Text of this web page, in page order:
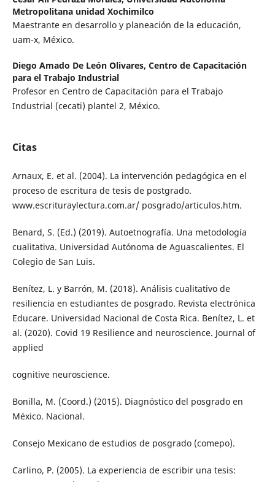
Metropolitana unidad Xochimilco
Maestrante en desarrollo y planeación de la educación,
uam-x, México.
Diego Amado De León Olivares, Centro de Capacitación
para el Trabajo Industrial
Profesor en Centro de Capacitación para el Trabajo
Industrial (cecati) plantel 2, México.
Citas
Arnaux, E. et al. (2004). La intervención pedagógica en el
proceso de escritura de tesis de postgrado.
www.escrituraylectura.com.ar/ posgrado/articulos.htm.
Benard, S. (Ed.) (2019). Autoetnografía. Una metodología
cualitativa. Universidad Autónoma de Aguascalientes. El
Colegio de San Luis.
Benítez, L. y Barrón, M. (2018). Análisis cualitativo de
resiliencia en estudiantes de posgrado. Revista electrónica
Educare. Universidad Nacional de Costa Rica. Benítez, L. et
al. (2020). Covid 19 Resilience and neuroscience. Journal of
applied
cognitive neuroscience.
Bonilla, M. (Coord.) (2015). Diagnóstico del posgrado en
México. Nacional.
Consejo Mexicano de estudios de posgrado (comepo).
Carlino, P. (2005). La experiencia de escribir una tesis: